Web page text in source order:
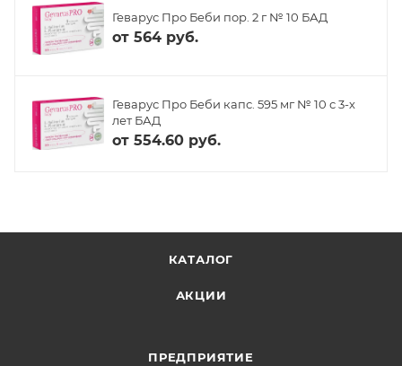
Геварус Про Беби пор. 2 г № 10 БАД
от 564 руб.
Геварус Про Беби капс. 595 мг № 10 с 3-х
лет БАД
от 554.60 руб.
КАТАЛОГ
АКЦИИ
ПРЕДПРИЯТИЕ